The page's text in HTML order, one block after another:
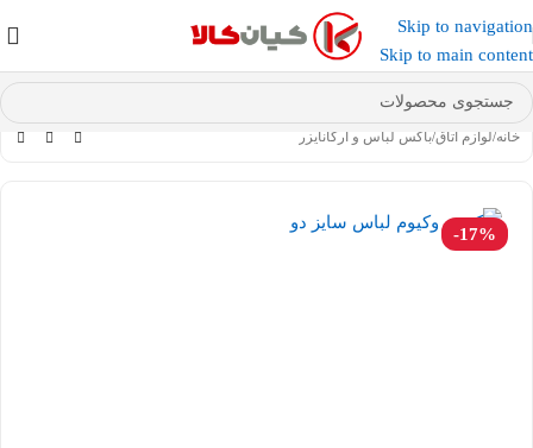
Skip to navigation
Skip to main content
عضو کانال بله کیان کالا شوید و کد تخفیف دریافت کنید.
خانه/لوازم اتاق/باکس لباس و ارگانایزر
-17%